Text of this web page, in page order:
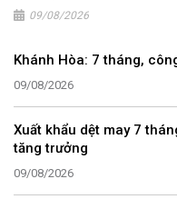
09/08/2026
Khánh Hòa: 7 tháng,
09/08/2026
Xuất khẩu dệt may 7
tăng trưởng
09/08/2026